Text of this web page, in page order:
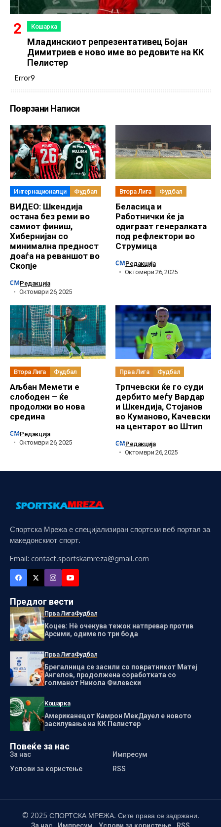
Кошарка
Младинскиот репрезентативец Бојан
Димитриев е ново име во редовите на КК
Пелистер
Error9
Поврзани Написи
Интернационалци Фудбал
ВИДЕО: Шкендија
остана без реми во
самиот финиш,
Хибернијан со
минимална предност
доаѓа на реваншот во
Скопје
Редакција
Октомври 26, 2025
Втора Лига Фудбал
Беласица и
Работнички ќе ја
одиграат генералката
под рефлектори во
Струмица
Редакција
Октомври 26, 2025
Втора Лига Фудбал
Аљбан Мемети е
слободен – ќе
продолжи во нова
средина
Редакција
Октомври 26, 2025
Прва Лига Фудбал
Трпчевски ќе го суди
дербито меѓу Вардар
и Шкендија, Стојанов
во Куманово, Качевски
на центарот во Штип
Редакција
Октомври 26, 2025
Спортска Мрежа е специјализиран спортски веб портал за
македонскиот спорт.
Email: contact.sportskamreza@gmail.com
Предлог вести
Прва ЛигаФудбал
Коцев: Нѐ очекува тежок натпревар против
Арсими, одиме по три бода
Прва ЛигаФудбал
Брегалница се засили со повратникот Матеј
Ангелов, продолжена соработката со
голманот Никола Филевски
Кошарка
Американецот Камрон МекДауел е новото
засилување на КК Пелистер
Повеќе за нас
За нас
Импресум
Услови за користење
RSS
© 2025 СПОРТСКА МРЕЖА. Сите права се задржани.